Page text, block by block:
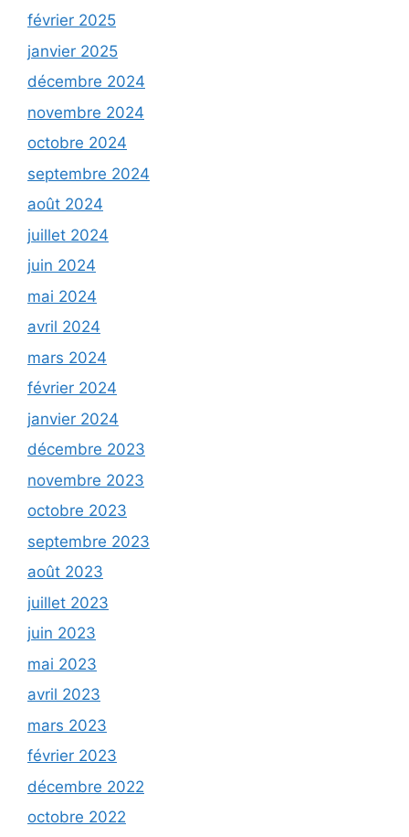
février 2025
janvier 2025
décembre 2024
novembre 2024
octobre 2024
septembre 2024
août 2024
juillet 2024
juin 2024
mai 2024
avril 2024
mars 2024
février 2024
janvier 2024
décembre 2023
novembre 2023
octobre 2023
septembre 2023
août 2023
juillet 2023
juin 2023
mai 2023
avril 2023
mars 2023
février 2023
décembre 2022
octobre 2022